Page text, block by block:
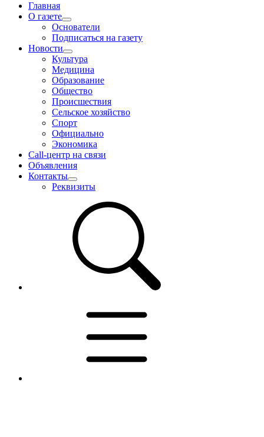
Главная
О газете
Основатели
Подписаться на газету
Новости
Культура
Медицина
Образование
Общество
Происшествия
Сельское хозяйство
Спорт
Официально
Экономика
Call-центр на связи
Объявления
Контакты
Реквизиты